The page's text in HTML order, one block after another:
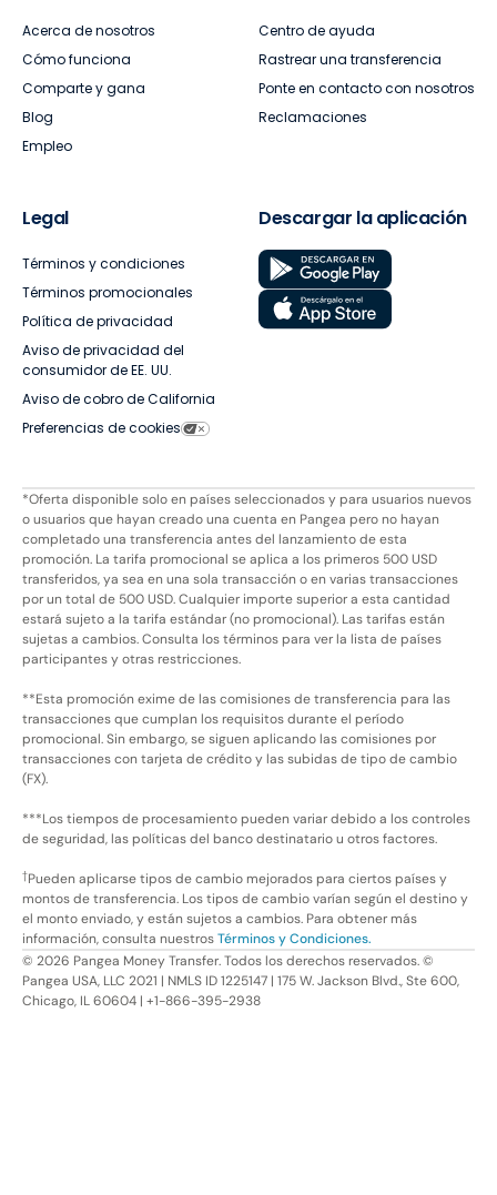
Acerca de nosotros
Cómo funciona
Comparte y gana
Blog
Empleo
Centro de ayuda
Rastrear una transferencia
Ponte en contacto con nosotros
Reclamaciones
Legal
Términos y condiciones
Términos promocionales
Política de privacidad
Aviso de privacidad del
consumidor de EE. UU.
Aviso de cobro de California
Preferencias de cookies
Descargar la aplicación
*Oferta disponible solo en países seleccionados y para usuarios nuevos
o usuarios que hayan creado una cuenta en Pangea pero no hayan
completado una transferencia antes del lanzamiento de esta
promoción. La tarifa promocional se aplica a los primeros 500 USD
transferidos, ya sea en una sola transacción o en varias transacciones
por un total de 500 USD. Cualquier importe superior a esta cantidad
estará sujeto a la tarifa estándar (no promocional). Las tarifas están
sujetas a cambios. Consulta los términos para ver la lista de países
participantes y otras restricciones.
**Esta promoción exime de las comisiones de transferencia para las
transacciones que cumplan los requisitos durante el período
promocional. Sin embargo, se siguen aplicando las comisiones por
transacciones con tarjeta de crédito y las subidas de tipo de cambio
(FX).
***Los tiempos de procesamiento pueden variar debido a los controles
de seguridad, las políticas del banco destinatario u otros factores.
†Pueden aplicarse tipos de cambio mejorados para ciertos países y
montos de transferencia. Los tipos de cambio varían según el destino y
el monto enviado, y están sujetos a cambios. Para obtener más
información, consulta nuestrosTérminos y Condiciones.
© 2026 Pangea Money Transfer. Todos los derechos reservados. ©
Pangea USA, LLC 2021 | NMLS ID 1225147 | 175 W. Jackson Blvd., Ste 600,
Chicago, IL 60604 | +1-866-395-2938